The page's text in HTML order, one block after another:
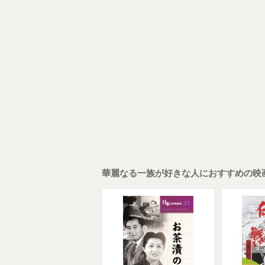
華麗なる一族が好きな人におすすめの映